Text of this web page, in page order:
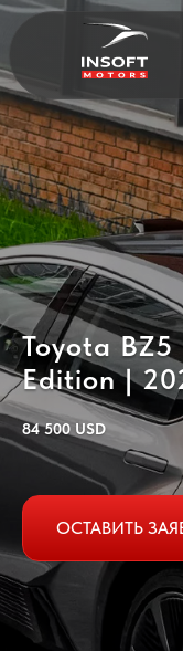
Toyota
Edition |
84 500 USD
ОСТАВИТЬ